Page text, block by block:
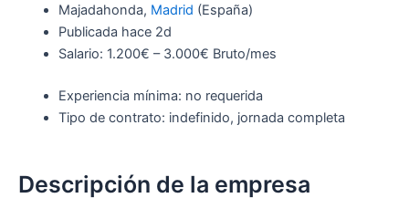
Majadahonda, Madrid (España)
Publicada hace 2d
Salario: 1.200€ – 3.000€ Bruto/mes
Experiencia mínima: no requerida
Tipo de contrato: indefinido, jornada completa
Descripción de la empresa